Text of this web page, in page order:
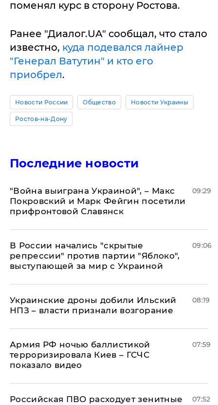
поменял курс в сторону Ростова.
Ранее "Диалог.UA" сообщал, что стало
известно, куда подевался лайнер
"Генерал Ватутин" и кто его
приобрел.
Новости России Общество Новости Украины
Ростов-на-Дону
Последние новости
"Война выиграна Украиной", – Макс
Покровский и Марк Фейгин посетили
прифронтовой Славянск
09:29
В России начались "скрытые
репрессии" против партии "Яблоко",
выступающей за мир с Украиной
09:06
Украинские дроны добили Ильский
НПЗ – власти признали возгорание
08:19
Армия РФ ночью баллистикой
терроризировала Киев – ГСЧС
показало видео
07:59
Российская ПВО расходует зенитные
07:52